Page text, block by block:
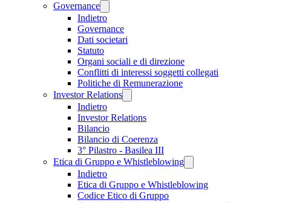
Governance
Indietro
Governance
Dati societari
Statuto
Organi sociali e di direzione
Conflitti di interessi soggetti collegati
Politiche di Remunerazione
Investor Relations
Indietro
Investor Relations
Bilancio
Bilancio di Coerenza
3° Pilastro - Basilea III
Etica di Gruppo e Whistleblowing
Indietro
Etica di Gruppo e Whistleblowing
Codice Etico di Gruppo